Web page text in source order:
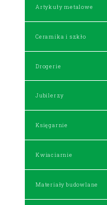
Artykuły metalowe
Ceramika i szkło
Drogerie
Jubilerzy
Księgarnie
Kwiaciarnie
Materiały budowlane